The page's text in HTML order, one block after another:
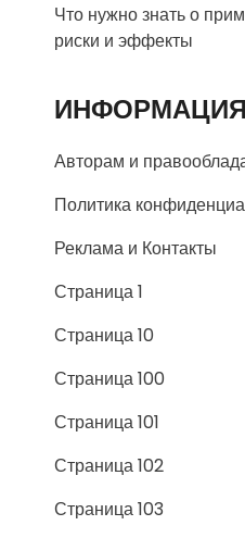
Что нужно знать о
риски и эффекты
Авторам и
Политика
Реклама и Контакты
Страница 1
Страница 10
Страница 100
Страница 101
Страница 102
Страница 103